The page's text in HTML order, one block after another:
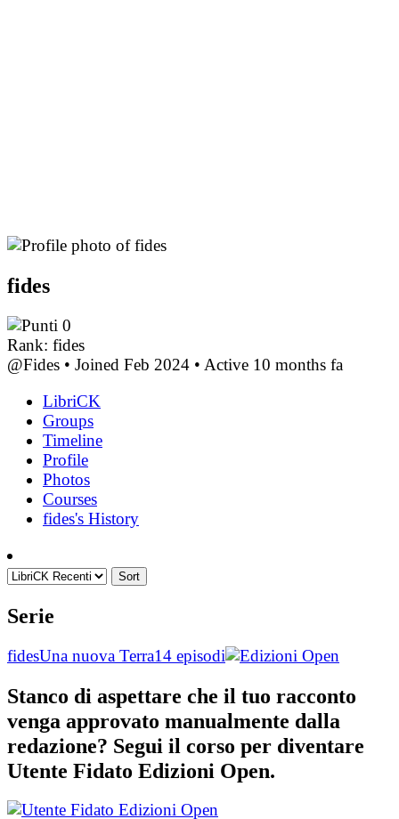
fides
0
Rank: fides
@Fides • Joined Feb 2024 • Active 10 months fa
LibriCK
Groups
Timeline
Profile
Photos
Courses
fides's History
Sort
Serie
fidesUna nuova Terra14 episodi
Stanco di aspettare che il tuo racconto
venga approvato manualmente dalla
redazione? Segui il corso per diventare
Utente Fidato Edizioni Open.